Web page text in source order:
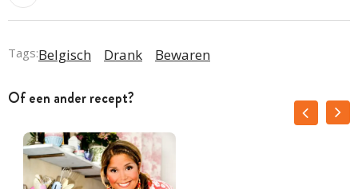
Tags:Belgisch Drank Bewaren
Of een ander recept?